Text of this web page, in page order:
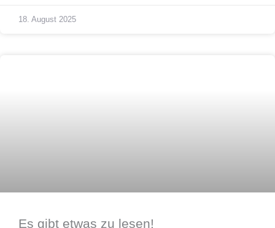
18. August 2025
Es gibt etwas zu lesen!